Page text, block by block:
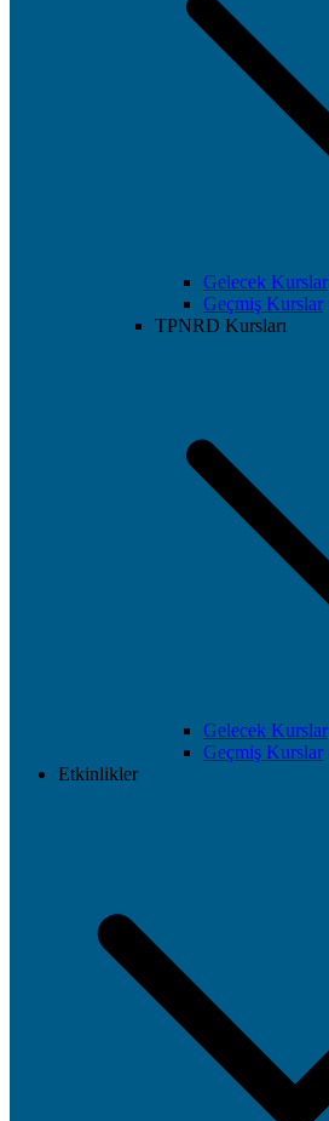
Gelecek Kurslar
Geçmiş Kurslar
TPNRD Kursları
Gelecek Kurslar
Geçmiş Kurslar
Etkinlikler